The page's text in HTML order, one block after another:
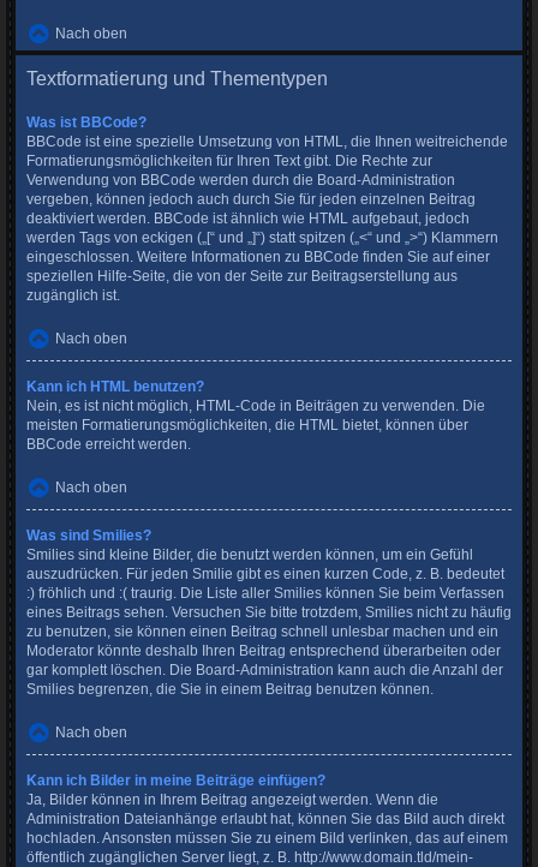
Nach oben
Textformatierung und Thementypen
Was ist BBCode?
BBCode ist eine spezielle Umsetzung von HTML, die Ihnen weitreichende
Formatierungsmöglichkeiten für Ihren Text gibt. Die Rechte zur
Verwendung von BBCode werden durch die Board-Administration
vergeben, können jedoch auch durch Sie für jeden einzelnen Beitrag
deaktiviert werden. BBCode ist ähnlich wie HTML aufgebaut, jedoch
werden Tags von eckigen („[“ und „]“) statt spitzen („<“ und „>“) Klammern
eingeschlossen. Weitere Informationen zu BBCode finden Sie auf einer
speziellen Hilfe-Seite, die von der Seite zur Beitragserstellung aus
zugänglich ist.
Nach oben
Kann ich HTML benutzen?
Nein, es ist nicht möglich, HTML-Code in Beiträgen zu verwenden. Die
meisten Formatierungsmöglichkeiten, die HTML bietet, können über
BBCode erreicht werden.
Nach oben
Was sind Smilies?
Smilies sind kleine Bilder, die benutzt werden können, um ein Gefühl
auszudrücken. Für jeden Smilie gibt es einen kurzen Code, z. B. bedeutet
:) fröhlich und :( traurig. Die Liste aller Smilies können Sie beim Verfassen
eines Beitrags sehen. Versuchen Sie bitte trotzdem, Smilies nicht zu häufig
zu benutzen, sie können einen Beitrag schnell unlesbar machen und ein
Moderator könnte deshalb Ihren Beitrag entsprechend überarbeiten oder
gar komplett löschen. Die Board-Administration kann auch die Anzahl der
Smilies begrenzen, die Sie in einem Beitrag benutzen können.
Nach oben
Kann ich Bilder in meine Beiträge einfügen?
Ja, Bilder können in Ihrem Beitrag angezeigt werden. Wenn die
Administration Dateianhänge erlaubt hat, können Sie das Bild auch direkt
hochladen. Ansonsten müssen Sie zu einem Bild verlinken, das auf einem
öffentlich zugänglichen Server liegt, z. B. http://www.domain.tld/mein-